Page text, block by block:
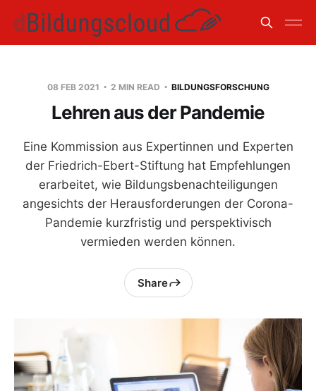
08 FEB 2021 2 MIN READ BILDUNGSFORSCHUNG
Lehren aus der Pandemie
Eine Kommission aus Expertinnen und Experten
der Friedrich-Ebert-Stiftung hat Empfehlungen
erarbeitet, wie Bildungsbenachteiligungen
angesichts der Herausforderungen der Corona-
Pandemie kurzfristig und perspektivisch
vermieden werden können.
Share